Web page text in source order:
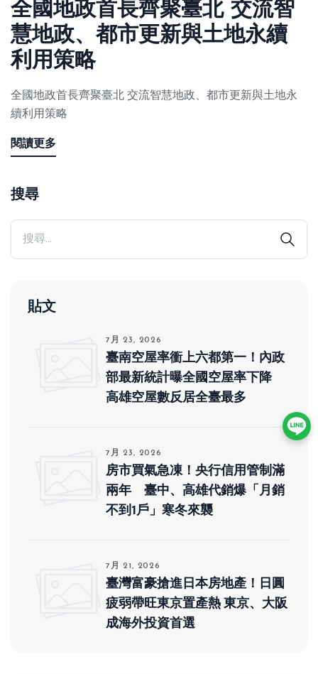
全國地政首長齊聚臺北 交流智
慧地政、都市更新與土地永續
利用策略
全國地政首長齊聚臺北 交流智慧地政、都市更新與土地永
續利用策略
閱讀更多
搜尋
貼文
7月 23, 2026
臺南空屋率衝上六都第一！內政
部最新統計曝全國空屋率下降
高雄空屋數反居全臺最多
7月 23, 2026
房市買氣急凍！央行信用管制滿
兩年 臺中、高雄代銷爆「月銷
不到1戶」寒冬來襲
7月 21, 2026
臺灣富豪搶進日本房地產！日圓
疲弱帶旺東京置產熱 東京、大阪
成海外投資首選